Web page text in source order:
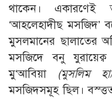
থাকেন। একারণেই
‘আহলেহাদীছ মসজিদ’
মুসলমানের ছালাতের
মসজিদে বনু যুরায়েক্ব
মু‘আবিয়া (মুসলিম
মসজিদসমূহ ছিল।